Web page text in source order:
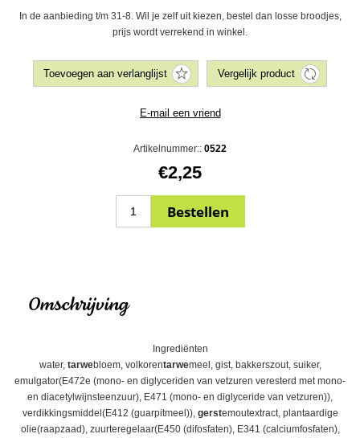
In de aanbieding t/m 31-8. Wil je zelf uit kiezen, bestel dan losse broodjes,
prijs wordt verrekend in winkel.
Artikelnummer:: 0522
€2,25
Omschrijving
Ingrediënten
water, tarwebloem, volkorentarwemeel, gist, bakkerszout, suiker,
emulgator(E472e (mono- en diglyceriden van vetzuren veresterd met mono-
en diacetylwijnsteenzuur), E471 (mono- en diglyceride van vetzuren)),
verdikkingsmiddel(E412 (guarpitmeel)), gerstemoutextract, plantaardige
olie(raapzaad), zuurteregelaar(E450 (difosfaten), E341 (calciumfosfaten),